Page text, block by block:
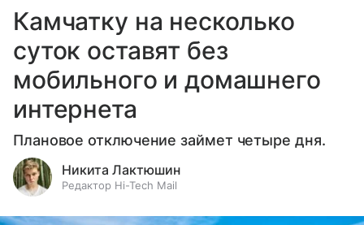
Камчатку на несколько
суток оставят без
мобильного и домашнего
интернета
Плановое отключение займет четыре дня.
Никита Лактюшин
Редактор Hi-Tech Mail